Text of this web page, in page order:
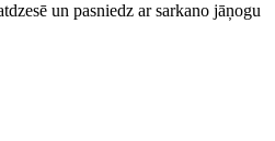
un pasniedz ar sarkano jāņogu